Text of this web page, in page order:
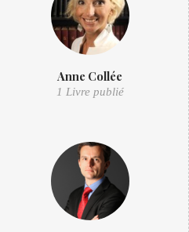
Anne Collée
1 Livre publié